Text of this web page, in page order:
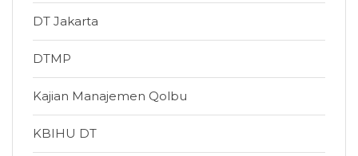
DT Jakarta
DTMP
Kajian Manajemen Qolbu
KBIHU DT